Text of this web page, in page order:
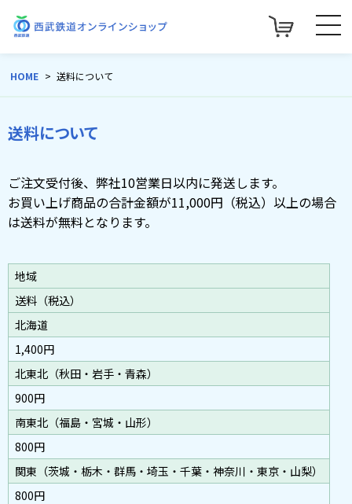
HOME 送料について
送料について
ご注文受付後、弊社10営業日以内に発送します。
お買い上げ商品の合計金額が11,000円（税込）以上の場合
は送料が無料となります。
地域
送料（税込）
北海道
1,400円
北東北（秋田・岩手・青森）
900円
南東北（福島・宮城・山形）
800円
関東（茨城・栃木・群馬・埼玉・千葉・神奈川・東京・山梨）
800円